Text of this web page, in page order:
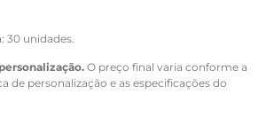
30 unidades.
O preço final varia conforme a
de personalização e as especificações do